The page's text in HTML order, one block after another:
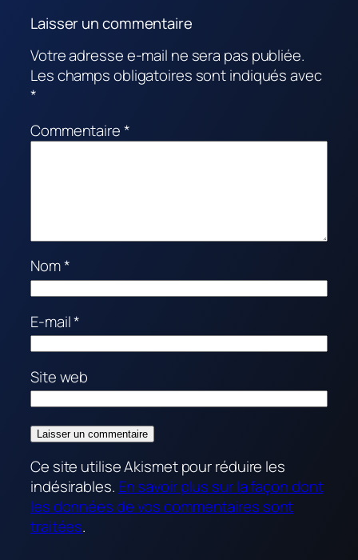
Laisser un commentaire
Votre adresse e-mail ne sera pas publiée.
Les champs obligatoires sont indiqués avec
*
Commentaire*
Nom*
E-mail*
Site web
Ce site utilise Akismet pour réduire les
indésirables. En savoir plus sur la façon dont
les données de vos commentaires sont
traitées.